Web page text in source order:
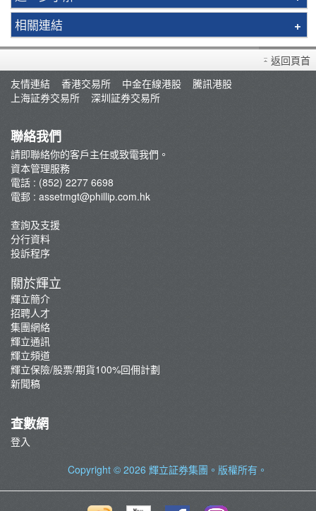
基金經理
服務計劃
ETF通訊
輝立豐盛基金
輝立委託帳戶服務 - 新股債券混合投資組合
相關連結
開設戶口
存款/提款/賬戶轉賬
常見問題
返回頁首
友情連結
香港交易所 中金在線港股
騰訊港股
上海証券交易所
深圳証券交易所
聯絡我們
請即聯絡你的客戶主任或致電我們。
資本管理服務
電話 : (852) 2277 6698
電郵 : assetmgt@phillip.com.hk
查詢及支援
分行資料
投訴程序
關於輝立
輝立簡介
招聘人才
集團網絡
輝立通訊
輝立頻道
輝立保險/股票/期貨100%回佣計劃
新聞稿
查數網
登入
Copyright © 2026 輝立証券集團 。版權所有。